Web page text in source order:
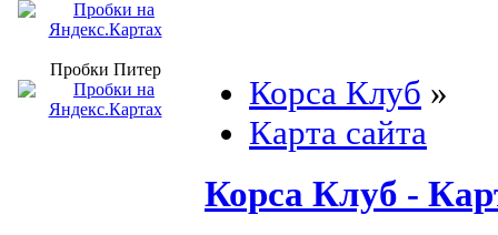
Пробки Питер
Корса Клуб »
Карта сайта
Корса Клуб -